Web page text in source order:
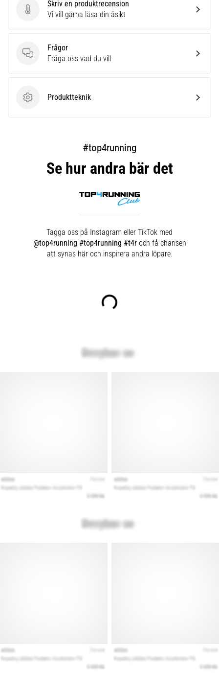
Skriv en produktrecension
Skriv en produktrecension
Vi vill gärna läsa din åsikt
Frågor
Frågor
Fråga oss vad du vill
ProduktteknikProduktteknik
#top4running
Se hur andra bär det
Tagga oss på Instagram eller TikTok med
@top4running #top4running #t4roch få chansen
att synas här och inspirera andra löpare.